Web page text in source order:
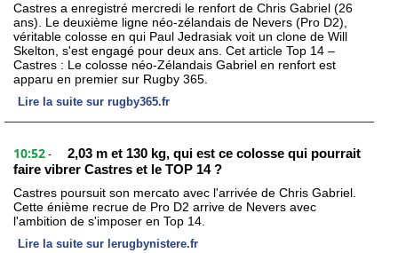
Castres a enregistré mercredi le renfort de Chris Gabriel (26
ans). Le deuxième ligne néo-zélandais de Nevers (Pro D2),
véritable colosse en qui Paul Jedrasiak voit un clone de Will
Skelton, s'est engagé pour deux ans. Cet article Top 14 –
Castres : Le colosse néo-Zélandais Gabriel en renfort est
apparu en premier sur Rugby 365.
Lire la suite sur rugby365.fr
10:52 -
2,03 m et 130 kg, qui est ce colosse qui pourrait
faire vibrer Castres et le TOP 14 ?
Castres poursuit son mercato avec l'arrivée de Chris Gabriel.
Cette énième recrue de Pro D2 arrive de Nevers avec
l'ambition de s'imposer en Top 14.
Lire la suite sur lerugbynistere.fr